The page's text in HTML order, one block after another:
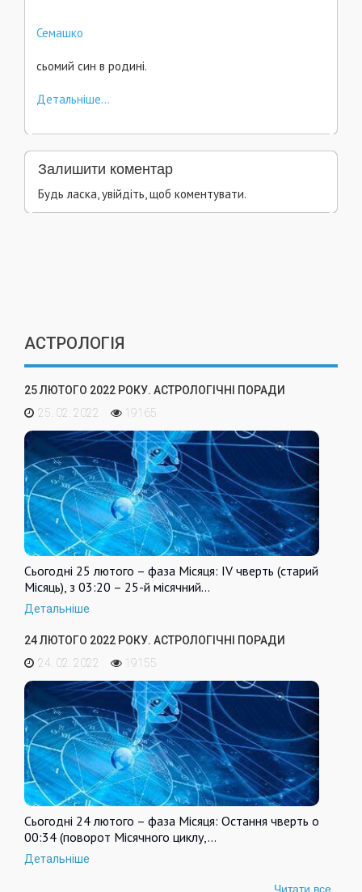
Семашко
сьомий син в родині.
Детальніше...
Залишити коментар
Будь ласка, увійдіть, щоб коментувати.
АСТРОЛОГІЯ
25 ЛЮТОГО 2022 РОКУ. АСТРОЛОГІЧНІ ПОРАДИ
25. 02. 2022
19165
Сьогодні 25 лютого – фаза Місяця: IV чверть (старий
Місяць), з 03:20 – 25-й місячний…
Детальніше
24 ЛЮТОГО 2022 РОКУ. АСТРОЛОГІЧНІ ПОРАДИ
24. 02. 2022
19155
Сьогодні 24 лютого – фаза Місяця: Остання чверть о
00:34 (поворот Місячного циклу,…
Детальніше
Читати все